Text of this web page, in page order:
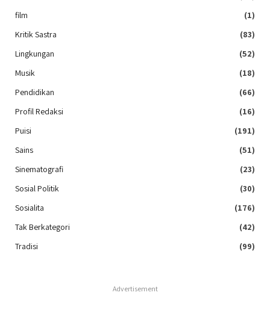
film
(1)
Kritik Sastra
(83)
Lingkungan
(52)
Musik
(18)
Pendidikan
(66)
Profil Redaksi
(16)
Puisi
(191)
Sains
(51)
Sinematografi
(23)
Sosial Politik
(30)
Sosialita
(176)
Tak Berkategori
(42)
Tradisi
(99)
Advertisement